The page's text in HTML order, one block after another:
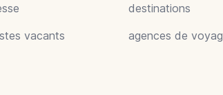
vacants
destinations
agences de